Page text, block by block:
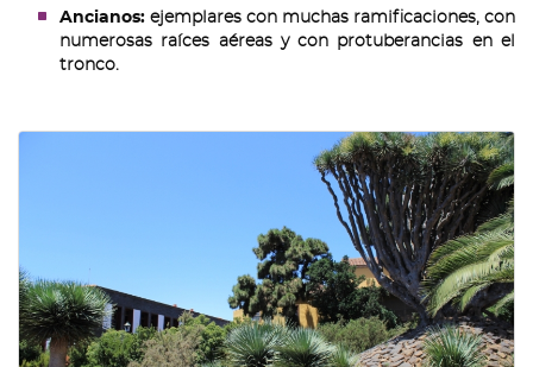
Ancianos: ejemplares con muchas ramificaciones, con
numerosas raíces aéreas y con protuberancias en el
tronco.